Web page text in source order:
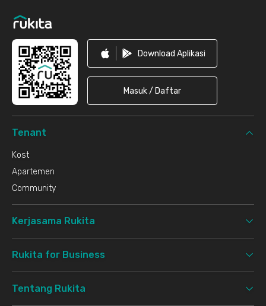
Download Aplikasi
Masuk / Daftar
Tenant
Kost
Apartemen
Community
Kerjasama Rukita
Rukita for Business
Tentang Rukita